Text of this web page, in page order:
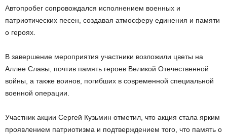
Автопробег сопровождался исполнением военных и
патриотических песен, создавая атмосферу единения и памяти
о героях.
В завершение мероприятия участники возложили цветы на
Аллее Славы, почтив память героев Великой Отечественной
войны, а также воинов, погибших в современной специальной
военной операции.
Участник акции Сергей Кузьмин отметил, что акция стала ярким
проявлением патриотизма и подтверждением того, что память о